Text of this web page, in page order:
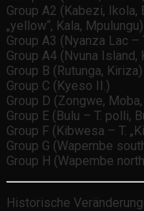
Group A2 (Kabezi,
„yellow“, Kala, Mpulungu)
Group A3 (Nyanza Lac –
Group A4 (Nvuna Island,
Group B (Rutunga, Kiriza)
Group C (Kyeso II.)
Group D (Zongwe,
Group E (Bulu – T. polli,
Group F (Kibwesa – T.
Group G (Wapembe
Group H (Wapembe
Historische